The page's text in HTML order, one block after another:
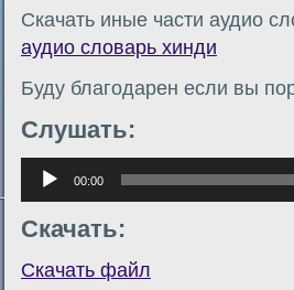
Скачать иные части аудио
аудио словарь хинди
Буду благодарен если вы
Слушать:
Аудиоплеер
00:00
Скачать:
Скачать файл